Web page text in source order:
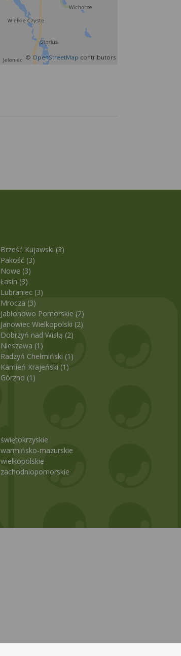
© OpenStreetMap contributors
Brześć Kujawski (3)
Pakość (3)
Nowe (3)
Łasin (3)
Lubraniec (3)
Mrocza (3)
Jabłonowo Pomorskie (2)
Janowiec Wielkopolski (2)
Dobrzyń nad Wisłą (2)
Nieszawa (1)
Radzyń Chełmiński (1)
Kamień Krajeński (1)
Górzno (1)
świętokrzyskie
warmińsko-mazurskie
wielkopolskie
zachodniopomorskie